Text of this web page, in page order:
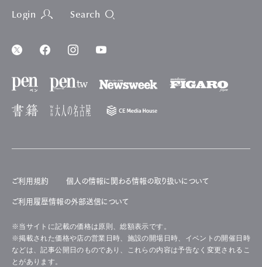
Login Search
ご利用規約 個人の情報に関わる情報の取り扱いについて
ご利用履歴情報の外部送信について
※当サイトに記載の価格は原則、総額表示です。
※掲載された価格や店の営業日時、施設の開場日時、イベントの開催日時
などは、記事公開日のものであり、これらの内容は予告なく変更されるこ
とがあります。